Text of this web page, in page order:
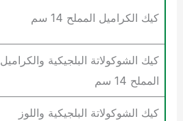
كيك الكراميل المملح 14 سم
كيك الشوكولاتة البلجيكية والكراميل
المملح 14 سم
كيك الشوكولاتة البلجيكية واللوز